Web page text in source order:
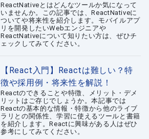
ReactNativeとはどんなツールか気になって
いませんか。この記事では、ReactNativeに
ついてや将来性を紹介します。モバイルアプ
リを開発したいWebエンジニアや
ReactNativeについて知りたい方は、ぜひチ
ェックしてみてください。
【React入門】Reactは難しい？特
徴や採用例・将来性を解説！
Reactのできることや特徴、メリット・デメ
リットはご存じでしょうか。本記事では
Reactの基本的な情報・特徴から他のライブ
ラリとの関係性、学習に使えるツールと書籍
を紹介します。Reactに興味がある人はぜひ
参考にしてみてください。